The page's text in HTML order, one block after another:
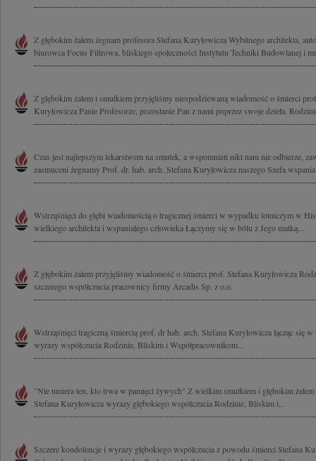
Z głębokim żalem żegnam profesora Stefana Kuryłowicza Wybitnego architekta,
biurowca Focus Filtrowa, bliskiego społeczności Instytutu Techniki Budowlanej i
Z głębokim żalem i smutkiem przyjęliśmy niespodziewaną wiadomość o śmierci
Kuryłowicza Panie Profesorze, pozostanie Pan z nami poprzez swoje dzieła.
Czas jest najlepszym lekarstwem na smutek, a wspomnień nikt nam nie odbierze,
zasmuceni żegnamy Prof. dr. hab. arch. Stefana Kuryłowicza naszego Szefa
Wstrząśnięci do głębi wiadomością o tragicznej śmierci w wypadku lotniczym w
wielkiego architekta i wspaniałego człowieka Łączymy się w bólu z Jego matką...
Z głębokim żalem przyjęliśmy wiadomość o śmierci prof. Stefana Kuryłowicza
szczerego współczucia pracownicy firmy Arcadis Sp. z o.o.
Wstrząśnięci tragiczną śmiercią prof. dr hab. arch. Stefana Kuryłowicza łącząc się
wyrazy współczucia Rodzinie, Bliskim i Współpracownikom...
"Nie umiera ten, kto trwa w pamięci żywych" Z wielkim smutkiem i głębokim
Stefana Kuryłowicza wyrazy głębokiego współczucia Rodzinie, Bliskim i...
Szczere kondolencje i wyrazy głębokiego współczucia z powodu śmierci Stefana